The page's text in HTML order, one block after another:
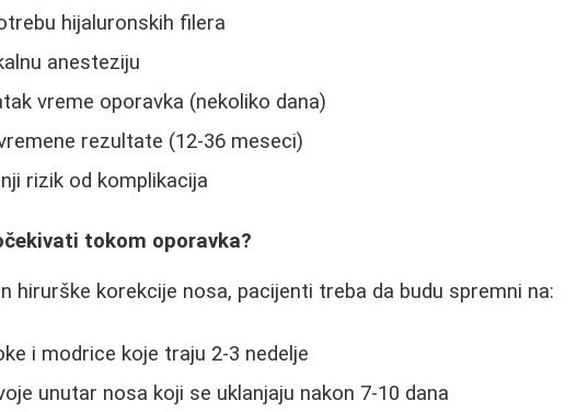
hijaluronskih filera
anesteziju
vreme oporavka (nekoliko dana)
rezultate (12-36 meseci)
rizik od komplikacija
tokom oporavka?
hirurške korekcije nosa, pacijenti treba da budu spremni na:
i modrice koje traju 2-3 nedelje
unutar nosa koji se uklanjaju nakon 7-10 dana